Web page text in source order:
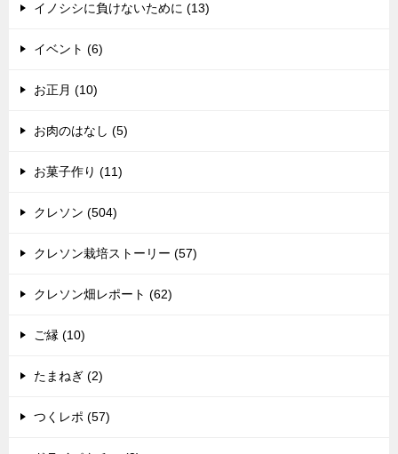
イノシシに負けないために (13)
イベント (6)
お正月 (10)
お肉のはなし (5)
お菓子作り (11)
クレソン (504)
クレソン栽培ストーリー (57)
クレソン畑レポート (62)
ご縁 (10)
たまねぎ (2)
つくレポ (57)